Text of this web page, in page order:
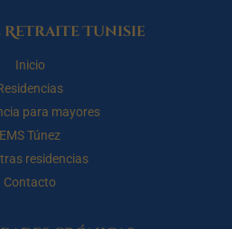
Retraite Tunisie
Inicio
para mayores
EMS Túnez
residencias
Contacto